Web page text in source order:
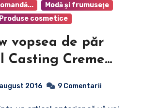
Modă şi frumuseţe
Produse cosmetice
vopsea de păr
Casting Creme
2016 9 Comentarii